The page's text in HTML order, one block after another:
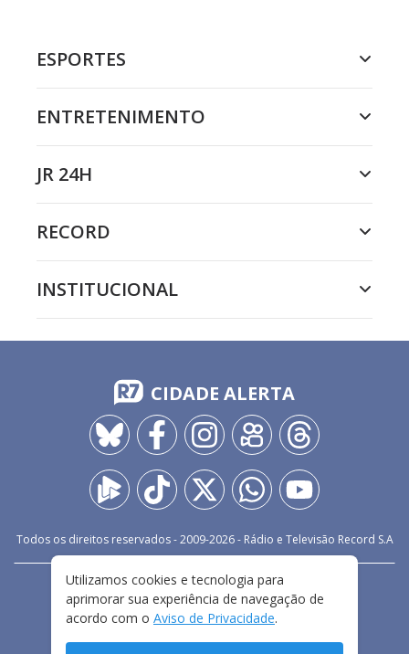
ESPORTES
ENTRETENIMENTO
JR 24H
RECORD
INSTITUCIONAL
CIDADE ALERTA
Todos os direitos reservados - 2009-2026- Rádio e Televisão Record S.A
FALE CONOSCO
PRIVACIDADE
TERMOS E CONDIÇÕES DE USO
Utilizamos cookies e tecnologia para
aprimorar sua experiência de navegação de
acordo com o Aviso de Privacidade.